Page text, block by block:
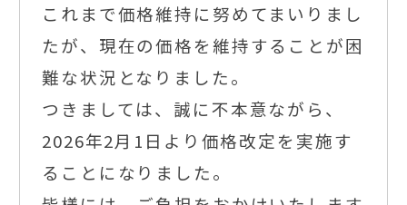
これまで価格維持に努めてまいりまし
たが、現在の価格を維持することが困
難な状況となりました。
つきましては、誠に不本意ながら、
2026年2月1日より価格改定を実施す
ることになりました。